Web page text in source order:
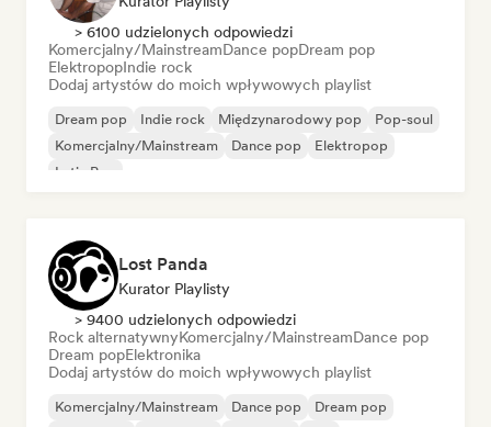
> 6100 udzielonych odpowiedzi
Komercjalny/MainstreamDance popDream pop
ElektropopIndie rock
Dodaj artystów do moich wpływowych playlist
Dream pop Indie rock Międzynarodowy pop
Pop-soul
Komercjalny/Mainstream
Dance pop
Elektropop
Latin Pop
Lost Panda
Kurator Playlisty
> 9400 udzielonych odpowiedzi
Rock alternatywnyKomercjalny/MainstreamDance pop
Dream popElektronika
Dodaj artystów do moich wpływowych playlist
Komercjalny/Mainstream Dance pop
Dream pop